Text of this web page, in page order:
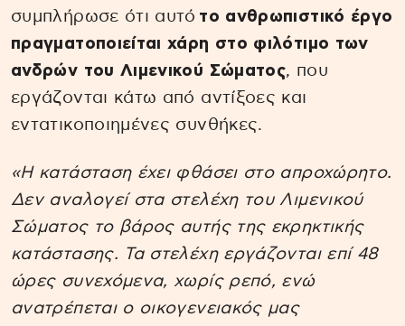
συμπλήρωσε ότι αυτό το ανθρωπιστικό έργο
πραγματοποιείται χάρη στο φιλότιμο των
ανδρών του Λιμενικού Σώματος, που
εργάζονται κάτω από αντίξοες και
εντατικοποιημένες συνθήκες.
«Η κατάσταση έχει φθάσει στο απροχώρητο.
Δεν αναλογεί στα στελέχη του Λιμενικού
Σώματος το βάρος αυτής της εκρηκτικής
κατάστασης. Τα στελέχη εργάζονται επί 48
ώρες συνεχόμενα, χωρίς ρεπό, ενώ
ανατρέπεται ο οικογενειακός μας